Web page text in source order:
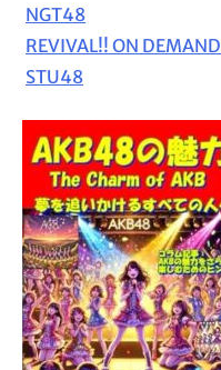
NGT48
REVIVAL!! ON DEMAND
STU48